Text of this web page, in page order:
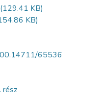
(129.41 KB)
KB)
65536
rész